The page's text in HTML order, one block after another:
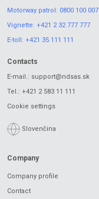
Motorway patrol: 0800 100 007
Vignette: +421 2 32 777 777
E-toll: +421 35 111 111
Contacts
E-mail.: support@ndsas.sk
Tel.: +421 2 583 11 111
Cookie settings
Slovenčina
Company
Company profile
Contact